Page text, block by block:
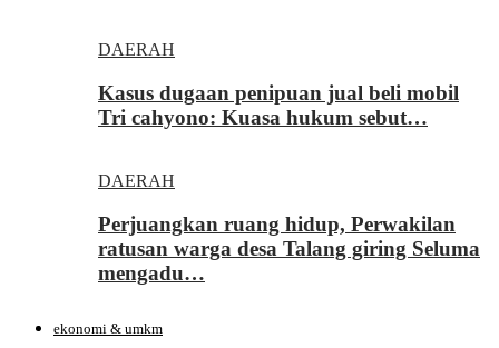
DAERAH
Kasus dugaan penipuan jual beli mobil
Tri cahyono: Kuasa hukum sebut…
DAERAH
Perjuangkan ruang hidup, Perwakilan
ratusan warga desa Talang giring Seluma
mengadu…
ekonomi & umkm